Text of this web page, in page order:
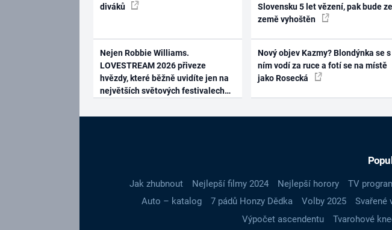
diváků
Nejen Robbie Williams.
LOVESTREAM 2026 přiveze
hvězdy, které běžně uvidíte jen na
největších světových festivalech
Slovensku 5 let vězení, pak bude ze
země vyhoštěn
Nový objev Kazmy? Blondýnka se s
ním vodí za ruce a fotí se na místě
jako Rosecká
Jak zhubnout Nejlepší filmy 2024 Nejlepší horory TV
Auto – katalog
7 pádů Honzy Dědka Volby 2025 Svařené
Výpočet ascendentu
Tvarohové